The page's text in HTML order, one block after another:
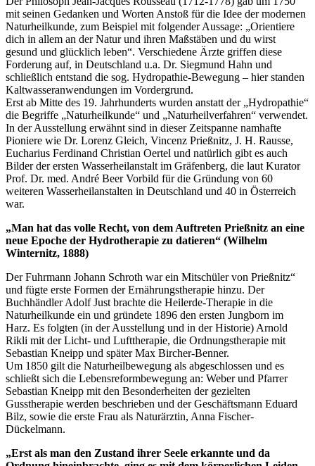
mit seinen Gedanken und Worten Anstoß für die Idee der modernen
Naturheilkunde, zum Beispiel mit folgender Aussage: „Orientiere
dich in allem an der Natur und ihren Maßstäben und du wirst
gesund und glücklich leben“. Verschiedene Ärzte griffen diese
Forderung auf, in Deutschland u.a. Dr. Siegmund Hahn und
schließlich entstand die sog. Hydropathie-Bewegung – hier standen
Kaltwasseranwendungen im Vordergrund.
Erst ab Mitte des 19. Jahrhunderts wurden anstatt der „Hydropathie“
die Begriffe „Naturheilkunde“ und „Naturheilverfahren“ verwendet.
In der Ausstellung erwähnt sind in dieser Zeitspanne namhafte
Pioniere wie Dr. Lorenz Gleich, Vincenz Prießnitz, J. H. Rausse,
Eucharius Ferdinand Christian Oertel und natürlich gibt es auch
Bilder der ersten Wasserheilanstalt im Gräfenberg, die laut Kurator
Prof. Dr. med. André Beer Vorbild für die Gründung von 60
weiteren Wasserheilanstalten in Deutschland und 40 in Österreich
war.
„Man hat das volle Recht, von dem Auftreten Prießnitz an eine
neue Epoche der Hydrotherapie zu datieren“ (Wilhelm
Winternitz, 1888)
Der Fuhrmann Johann Schroth war ein Mitschüler von Prießnitz“
und fügte erste Formen der Ernährungstherapie hinzu. Der
Buchhändler Adolf Just brachte die Heilerde-Therapie in die
Naturheilkunde ein und gründete 1896 den ersten Jungborn im
Harz. Es folgten (in der Ausstellung und in der Historie) Arnold
Rikli mit der Licht- und Lufttherapie, die Ordnungstherapie mit
Sebastian Kneipp und später Max Bircher-Benner.
Um 1850 gilt die Naturheilbewegung als abgeschlossen und es
schließt sich die Lebensreformbewegung an: Weber und Pfarrer
Sebastian Kneipp mit den Besonderheiten der gezielten
Gusstherapie werden beschrieben und der Geschäftsmann Eduard
Bilz, sowie die erste Frau als Naturärztin, Anna Fischer-
Dückelmann.
„Erst als man den Zustand ihrer Seele erkannte und da